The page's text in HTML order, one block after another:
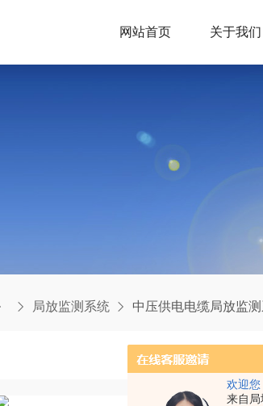
欢迎您
来自
网站首页 关于我们
局放监测系统 中压供电电缆局放监